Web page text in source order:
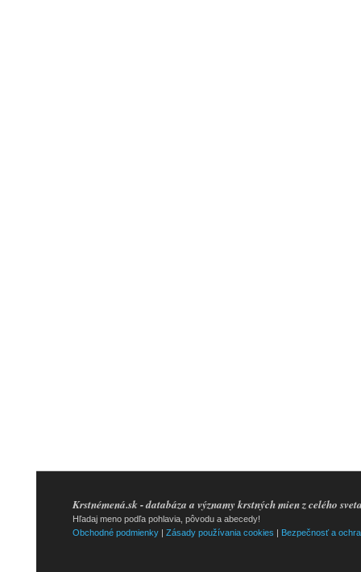
Krstnémená.sk - databáza a významy krstných mien z celého
Hľadaj meno podľa pohlavia, pôvodu a abecedy!
Obchodné podmienky
Zásady používania cookies Bezpečnosť a